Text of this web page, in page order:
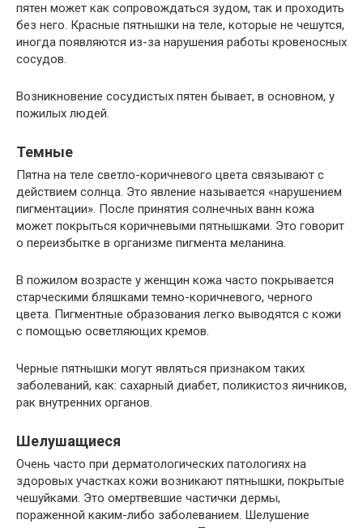
пятен может как сопровождаться зудом, так и проходить
без него. Красные пятнышки на теле, которые не чешутся,
иногда появляются из-за нарушения работы кровеносных
сосудов.
Возникновение сосудистых пятен бывает, в основном, у
пожилых людей.
Темные
Пятна на теле светло-коричневого цвета связывают с
действием солнца. Это явление называется «нарушением
пигментации». После принятия солнечных ванн кожа
может покрыться коричневыми пятнышками. Это говорит
о переизбытке в организме пигмента меланина.
В пожилом возрасте у женщин кожа часто покрывается
старческими бляшками темно-коричневого, черного
цвета. Пигментные образования легко выводятся с кожи
с помощью осветляющих кремов.
Черные пятнышки могут являться признаком таких
заболеваний, как: сахарный диабет, поликистоз яичников,
рак внутренних органов.
Шелушащиеся
Очень часто при дерматологических патологиях на
здоровых участках кожи возникают пятнышки, покрытые
чешуйками. Это омертвевшие частички дермы,
пораженной каким-либо заболеванием. Шелушение